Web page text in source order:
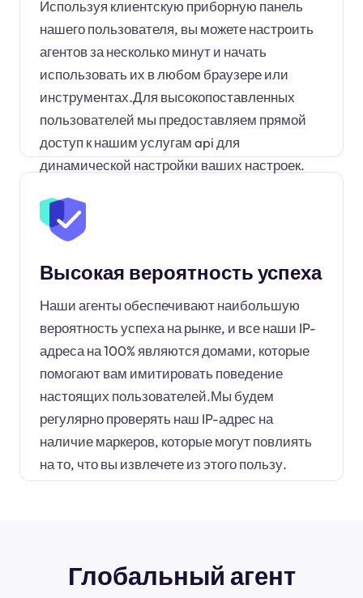
Используя клиентскую приборную панель
нашего пользователя, вы можете настроить
агентов за несколько минут и начать
использовать их в любом браузере или
инструментах.Для высокопоставленных
пользователей мы предоставляем прямой
доступ к нашим услугам api для
динамической настройки ваших настроек.
Высокая вероятность успеха
Наши агенты обеспечивают наибольшую
вероятность успеха на рынке, и все наши IP-
адреса на 100% являются домами, которые
помогают вам имитировать поведение
настоящих пользователей.Мы будем
регулярно проверять наш IP-адрес на
наличие маркеров, которые могут повлиять
на то, что вы извлечете из этого пользу.
Глобальный агент